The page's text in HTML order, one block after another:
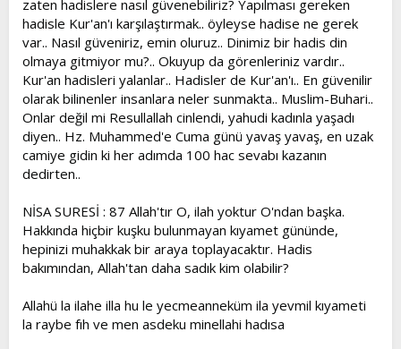
t
a
n
h
i
zaten hadislere nasıl güvenebiliriz? Yapılması gereken
hadisle Kur'an'ı karşılaştırmak.. öyleyse hadise ne gerek
var.. Nasıl güveniriz, emin oluruz.. Dinimiz bir hadis din
olmaya gitmiyor mu?.. Okuyup da görenleriniz vardır..
Kur'an hadisleri yalanlar.. Hadisler de Kur'an'ı.. En güvenilir
olarak bilinenler insanlara neler sunmakta.. Muslim-Buhari..
Onlar değil mi Resullallah cinlendi, yahudi kadınla yaşadı
diyen.. Hz. Muhammed'e Cuma günü yavaş yavaş, en uzak
camiye gidin ki her adımda 100 hac sevabı kazanın
dedirten..
NİSA SURESİ : 87 Allah'tır O, ilah yoktur O'ndan başka.
Hakkında hiçbir kuşku bulunmayan kıyamet gününde,
hepinizi muhakkak bir araya toplayacaktır. Hadis
bakımından, Allah'tan daha sadık kim olabilir?
Allahü la ilahe illa hu le yecmeanneküm ila yevmil kıyameti
la raybe fıh ve men asdeku minellahi hadısa